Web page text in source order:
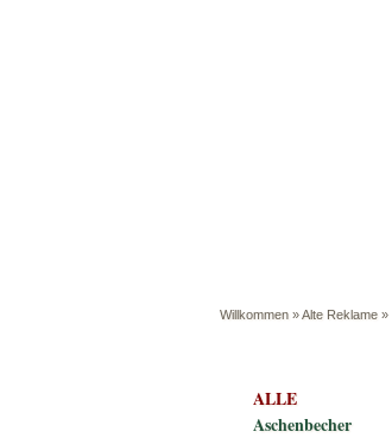
Willkommen »Alte Reklame »
ALLE
Aschenbecher